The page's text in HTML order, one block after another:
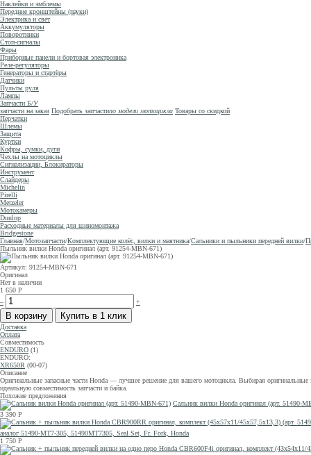
Наклейки и эмблемы
Передние кронштейны (пауки)
Электрика и свет
Аккумуляторы
Поворотники
Стоп-сигналы
Фары
Приборные панели и бортовая электроника
Реле-регуляторы
Генераторы и стартёры
Датчики
Пульты руля
Лампы
Запчасти Б/У
запчасти на заказ Подобрать запчастипо модели мотоцикла Товары со скидкой
Перчатки
Шлемы
Защита
Куртки
Кофры, сумки, дуги
Чехлы на мотоциклы
Сигнализации, Блокираторы
Инструмент
Слайдеры
Michelin
Pirelli
Metzeler
Мотокамеры
Dunlop
Расходные материалы для шиномонтажа
Bridgestone
Главная/Мотозапчасти/Комплектующие колёс, вилки и маятника/Сальники и пыльники передней вилки/
Пыльник вилки Honda оригинал (арт. 91254-MBN-671)
Артикул: 91254-MBN-671
Оригинал
Нет в наличии
1 650 Р
–
+
Доставка
Оплата
Совместимость
ENDURO (1)
ENDURO:
XR650R (00-07)
Описание
Оригинальные запасные части Honda — лучшее решение для вашего мотоцикла. Выбирая оригинальные
идеальную совместимость запчасти и байка.
Похожие предложения
Сальник вилки Honda оригинал (арт. 51490-
3 390 Р
аналог 51490-MT7-305, 51490MT7305, Seal Set, Fr. Fork, Honda
1 750 Р